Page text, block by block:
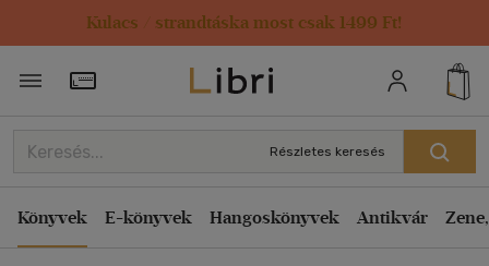
Kulacs / strandtáska most csak 1499 Ft!
Törzsvásárlói Kártya adatai
Részletes keresés
Könyvek E-könyvek Hangoskönyvek Antikvár